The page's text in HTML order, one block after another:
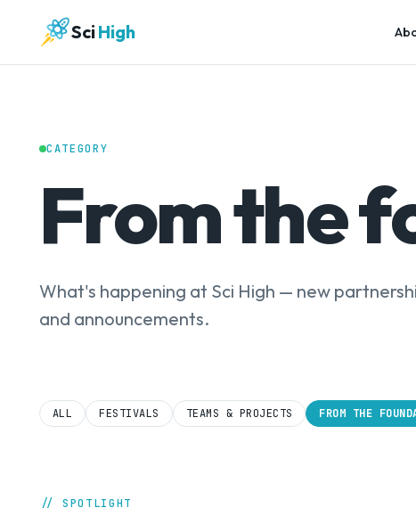
SciHigh
CATEGORY
From the
What's happening at Sci High — new
and announcements.
ALL FESTIVALS TEAMS & PROJECTS FROM THE
// SPOTLIGHT